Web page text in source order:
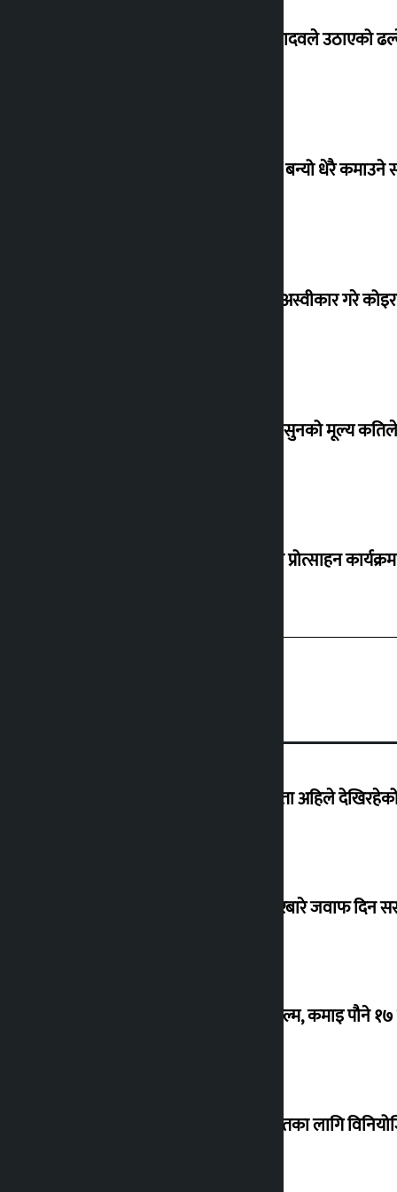
सांसद यादवले उठाएको
‘गौंथली’ बन्यो धेरै
शेखरले अस्वीकार गरे
शुक्रबार सुनको मूल्य
‘करदाता प्रोत्साहन
‘देशमा कहिल्यै नभएको शासकीय अराजकता अहिले
सांसद यादवले उठाएको ढल्केबर ट्रमा सेन्टरबारे जवाफ दिन
‘गौंथली’ बन्यो धेरै कमाउने सातौं नेपाली फिल्म, कमाइ पौने
शेखरले अस्वीकार गरे कोइराला निवास मर्मतका लागि